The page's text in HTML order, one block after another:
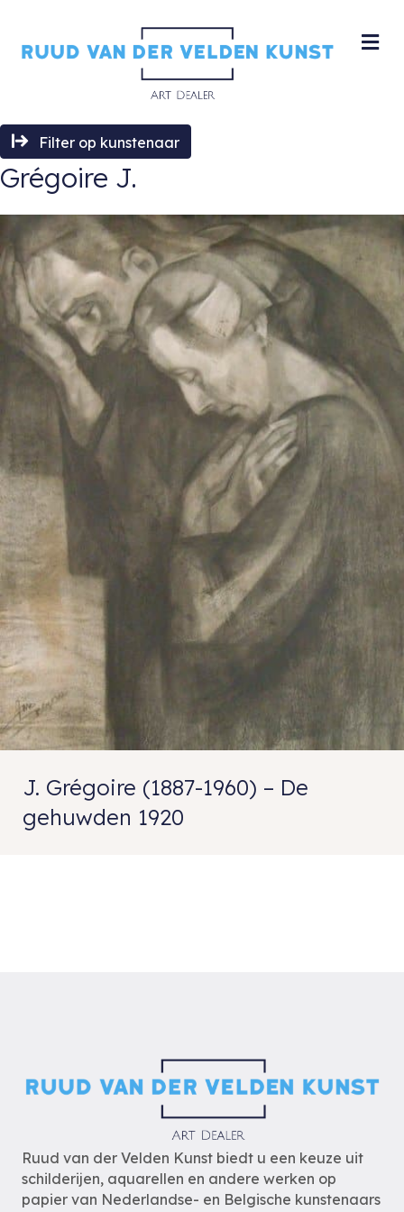
Filter op kunstenaar
Grégoire J.
J. Grégoire (1887-1960) – De
gehuwden 1920
Ruud van der Velden Kunst biedt u een keuze uit
schilderijen, aquarellen en andere werken op
papier van Nederlandse- en Belgische kunstenaars